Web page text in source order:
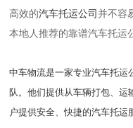
高效的汽车托运公司 并不容
本地人推荐的靠谱汽车托
中车物流是一家专业汽车托运
队。他们提供从车辆打包、运
户提供安全、快捷的汽车托运